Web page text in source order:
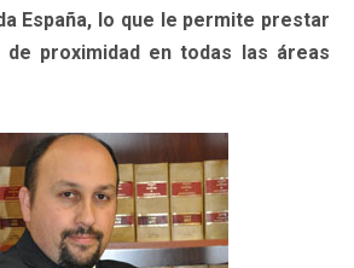
España, lo que le permite prestar
proximidad en todas las áreas